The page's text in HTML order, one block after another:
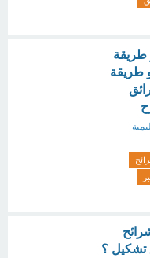
طريقة
طريقة
تشكيل ؟